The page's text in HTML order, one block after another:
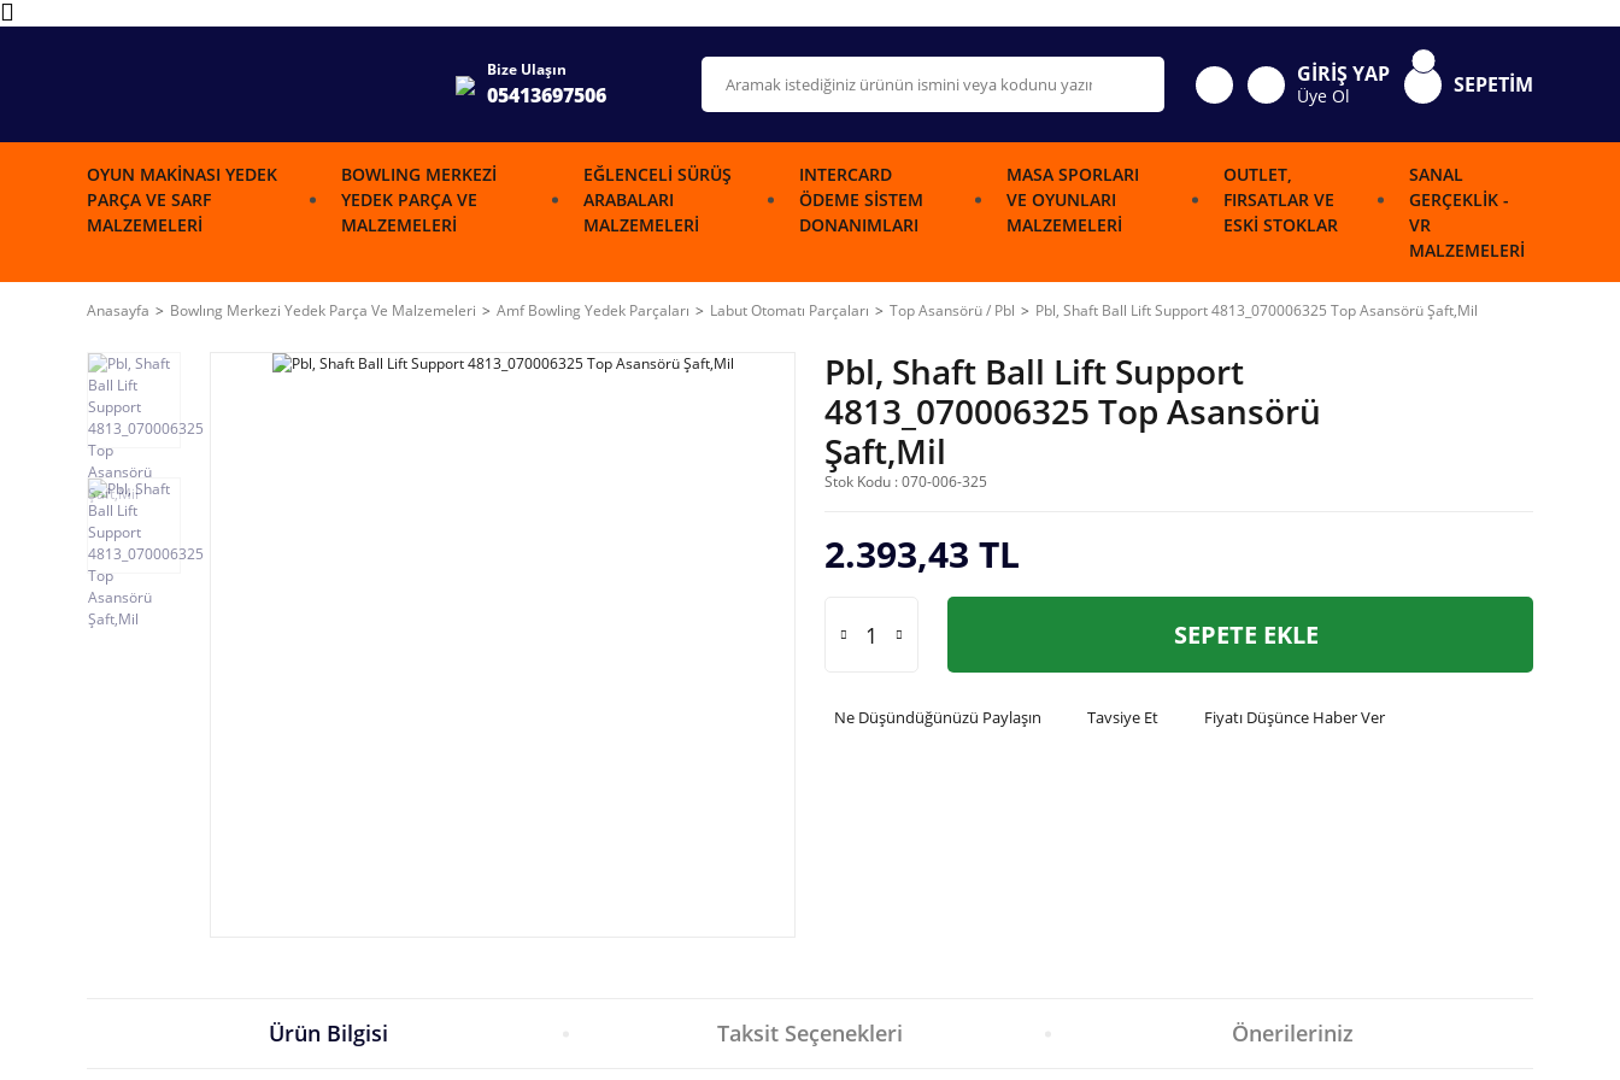
Bize Ulaşın
05413697506
GİRİŞ YAP
Üye Ol SEPETİM
OYUN MAKINASI YEDEK
PARÇA VE SARF
MALZEMELERI
BOWLING MERKEZI
YEDEK PARÇA VE
MALZEMELERI
EĞLENCELI SÜRÜŞ
ARABALARI
MALZEMELERI
INTERCARD
ÖDEME SISTEM
DONANIMLARI
MASA SPORLARI
VE OYUNLARI
MALZEMELERI
OUTLET,
FIRSATLAR VE
ESKI STOKLAR
SANAL
GERÇEKLIK -
VR
MALZEMELERI
Anasayfa Bowlıng Merkezi Yedek Parça Ve Malzemeleri Amf Bowling Yedek Parçaları Labut Otomatı Parçaları Top Asansörü / Pbl Pbl, Shaft Ball Lift Support 4813_070006325 Top Asansörü Şaft,Mil
Pbl, Shaft Ball Lift Support
4813_070006325 Top Asansörü
Şaft,Mil
Stok Kodu : 070-006-325
2.393,43 TL
SEPETE EKLE
Ne Düşündüğünüzü Paylaşın Tavsiye Et Fiyatı Düşünce Haber Ver
Ürün Bilgisi Taksit Seçenekleri Önerileriniz